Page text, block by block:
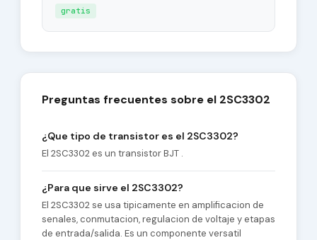
gratis
Preguntas frecuentes sobre el 2SC3302
¿Que tipo de transistor es el 2SC3302?
El 2SC3302 es un transistor BJT .
¿Para que sirve el 2SC3302?
El 2SC3302 se usa tipicamente en amplificacion de
senales, conmutacion, regulacion de voltaje y etapas
de entrada/salida. Es un componente versatil